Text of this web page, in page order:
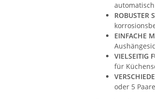
ROBUSTER
EINFACHE
VIELSEITIG
für
oder 5